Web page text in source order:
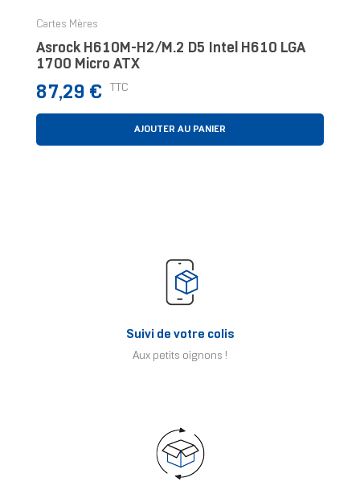
Cartes Mères
Asrock H610M-H2/M.2 D5 Intel H610 LGA
1700 Micro ATX
Prix
87,29 € TTC
AJOUTER AU PANIER
Suivi de votre colis
Aux petits oignons !